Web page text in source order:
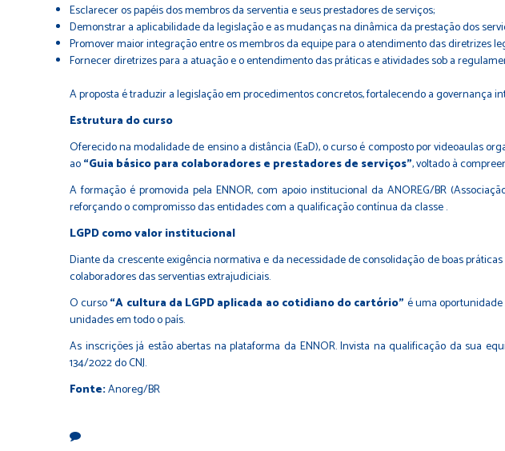
Esclarecer os papéis dos membros da serventia e seus prestadores de serviços;
Demonstrar a aplicabilidade da legislação e as mudanças na dinâmica da prestação dos
Promover maior integração entre os membros da equipe para o atendimento das diretrizes
Fornecer diretrizes para a atuação e o entendimento das práticas e atividades sob a
A proposta é traduzir a legislação em procedimentos concretos, fortalecendo a governança
Estrutura do curso
Oferecido na modalidade de ensino a distância (EaD), o curso é composto por videoaulas
ao“Guia básico para colaboradores e prestadores de serviços”, voltado à
A formação é promovida pela ENNOR, com apoio institucional da ANOREG/BR
reforçando o compromisso das entidades com a qualificação contínua da classe .
LGPD como valor institucional
Diante da crescente exigência normativa e da necessidade de consolidação de boas
colaboradores das serventias extrajudiciais.
O curso“A cultura da LGPD aplicada ao cotidiano do cartório” é uma
unidades em todo o país.
As inscrições já estão abertas naplataforma da ENNOR. Invista na qualificação da sua
134/2022 do CNJ.
Fonte:Anoreg/BR